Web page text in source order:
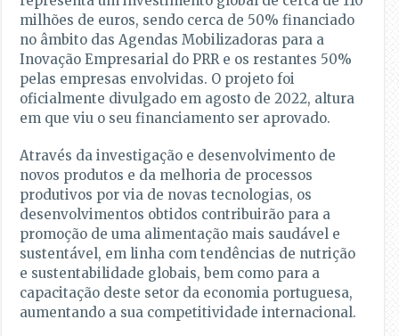
milhões de euros, sendo cerca de 50% financiado
no âmbito das Agendas Mobilizadoras para a
Inovação Empresarial do PRR e os restantes 50%
pelas empresas envolvidas. O projeto foi
oficialmente divulgado em agosto de 2022, altura
em que viu o seu financiamento ser aprovado.
Através da investigação e desenvolvimento de
novos produtos e da melhoria de processos
produtivos por via de novas tecnologias, os
desenvolvimentos obtidos contribuirão para a
promoção de uma alimentação mais saudável e
sustentável, em linha com tendências de nutrição
e sustentabilidade globais, bem como para a
capacitação deste setor da economia portuguesa,
aumentando a sua competitividade internacional.